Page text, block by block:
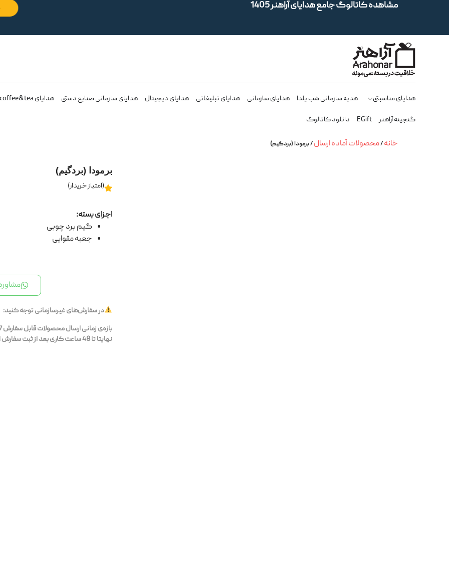
مشاهده کاتالوگ جامع هدایای آراهنر 1405
هدایای مناسبتی هدیه سازمانی شب یلدا هدایای سازمانی هدایای تبلیغاتی هدایای دیجیتال هدایای سازمانی صنایع دستی هدایای coffee&tea
گنجینه آراهنر EGift دانلود کاتالوگ
خانه/محصولات آماده ارسال/ برمودا (بردگیم)
برمودا (بردگیم)
(امتیاز خریدار)
اجزای بسته:
گیم برد چوبی
جعبه مقوایی
در سفارش‌های غیرسازمانی توجه کنید:
نهایتا تا 48 ساعت کاری بعد از ثبت سفارش ارسال می‌شوند.